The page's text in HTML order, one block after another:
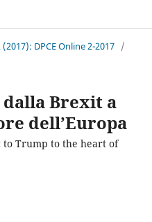
DPCE Online 2-2017 /
dalla Brexit a
dell’Europa
Trump to the heart of